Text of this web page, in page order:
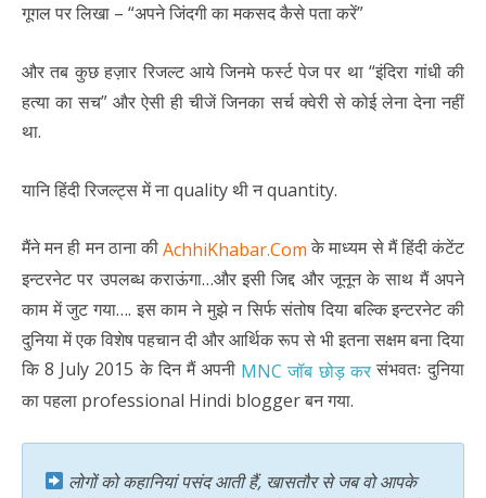
गूगल पर लिखा – “अपने जिंदगी का मकसद कैसे पता करें”
और तब कुछ हज़ार रिजल्ट आये जिनमे फर्स्ट पेज पर था “इंदिरा गांधी की
हत्या का सच” और ऐसी ही चीजें जिनका सर्च क्वेरी से कोई लेना देना नहीं
था.
यानि हिंदी रिजल्ट्स में ना quality थी न quantity.
मैंने मन ही मन ठाना कीAchhiKhabar.Comके माध्यम से मैं हिंदी कंटेंट
इन्टरनेट पर उपलब्ध कराऊंगा…और इसी जिद्द और जूनून केसाथ मैं अपने
काम में जुट गया…. इस काम ने मुझे न सिर्फ संतोष दिया बल्कि इन्टरनेट की
दुनिया में एक विशेष पहचान दी और आर्थिक रूप से भी इतना सक्षम बना दिया
कि 8 July 2015 के दिन मैं अपनी MNC जॉब छोड़ करसंभवतः दुनिया
का पहला professional Hindi blogger बन गया.
लोगों को कहानियां पसंद आती हैं, खासतौर से जब वो आपके